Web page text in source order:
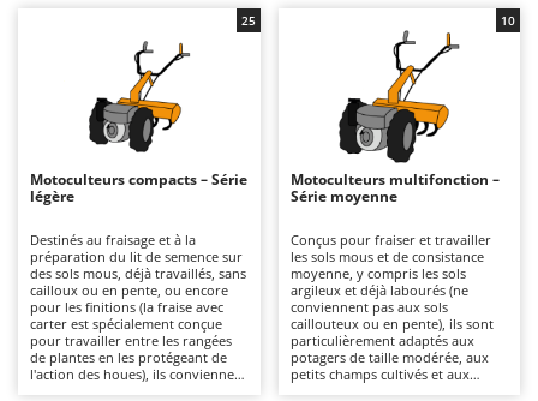
Aspirateurs - Balais Électriques
Aspirateurs à cendres
Aspirateurs à feuilles sur roues
Aspirateurs de piscine
Atomiseurs agricoles pour tracteurs
Atomiseurs pour traitements
Autolaveuses
Autres produits
B
Balayeuses
AL-KO
ALA 2000
Alpina
Ama
Ambrogio Robot
Annovi Reverberi
ANTHBOT
Archman
Motoculteurs compacts – Série
légère
Destinés au fraisage et à la
préparation du lit de semence sur
des sols mous, déjà travaillés, sans
cailloux ou en pente, ou encore
pour les finitions (la fraise avec
carter est spécialement conçue
pour travailler entre les rangées
de plantes en les protégeant de
l'action des houes), ils conviennent
25
Motoculteurs multifonction –
Série moyenne
Conçus pour fraiser et travailler
les sols mous et de consistance
moyenne, y compris les sols
argileux et déjà labourés (ne
conviennent pas aux sols
caillouteux ou en pente), ils sont
particulièrement adaptés aux
potagers de taille modérée, aux
petits champs cultivés et aux
10